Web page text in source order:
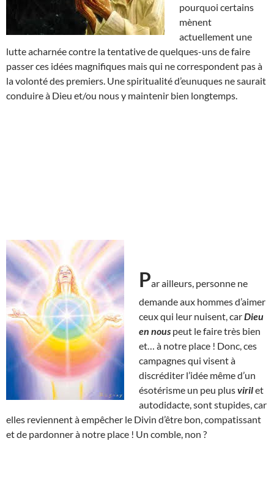
pourquoi certains
mènent
actuellement une
lutte acharnée contre la tentative de quelques-uns de faire
passer ces idées magnifiques mais qui ne correspondent pas à
la volonté des premiers. Une spiritualité d’eunuques ne saurait
conduire à Dieu et/ou nous y maintenir bien longtemps.
Par ailleurs, personne ne
demande aux hommes d’aimer
ceux qui leur nuisent, carDieu
en nous peut le faire très bien
et… à notre place ! Donc, ces
campagnes qui visent à
discréditer l’idée même d’un
ésotérisme un peu plusvirilet
autodidacte, sont stupides, car
elles reviennent à empêcher le Divin d’être bon, compatissant
et de pardonner à notre place ! Un comble, non ?